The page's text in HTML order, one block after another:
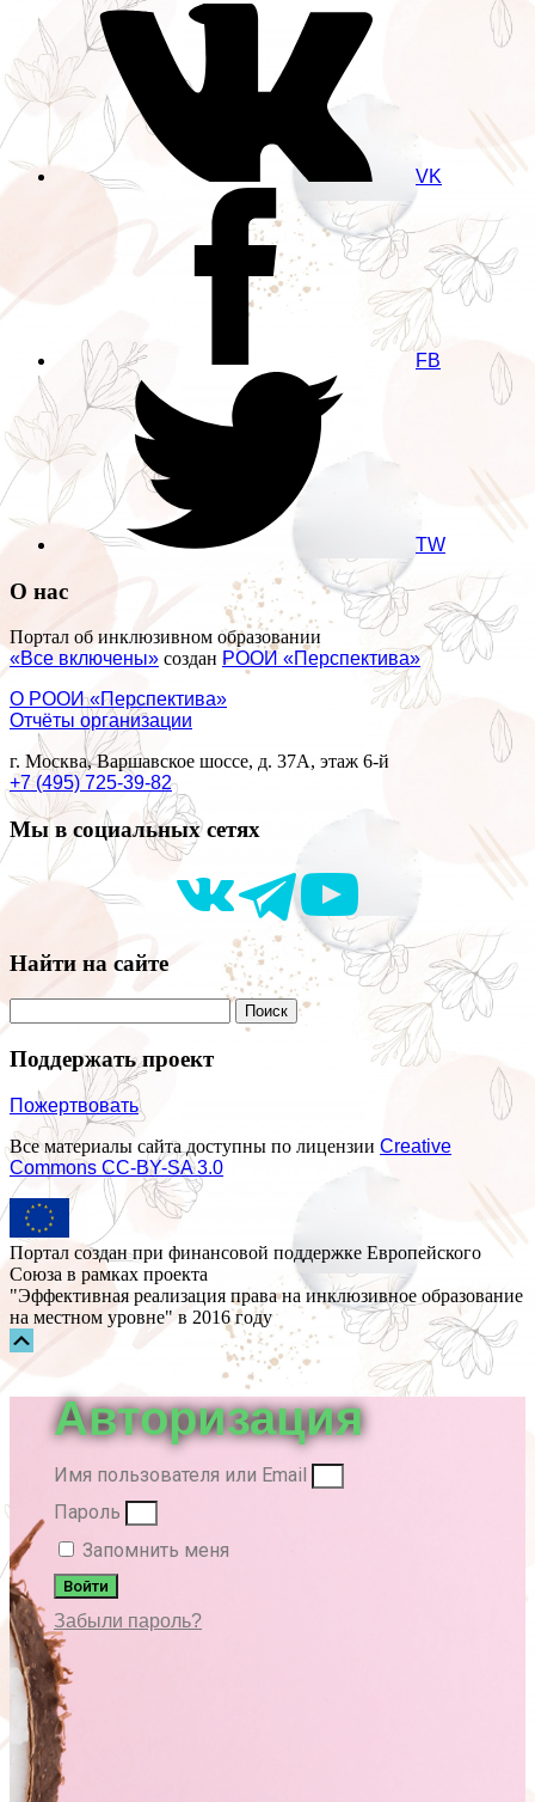
VK
FB
TW
О нас
Портал об инклюзивном образовании
«Все включены» создан РООИ «Перспектива»
О РООИ «Перспектива»
Отчёты организации
г. Москва, Варшавское шоссе, д. 37А, этаж 6-й
+7 (495) 725-39-82
Мы в социальных сетях
Найти на сайте
Поддержать проект
Пожертвовать
Все материалы сайта доступны по лицензии Creative
Commons СС-BY-SA 3.0
Портал создан при финансовой поддержке Европейского
Союза в рамках проекта
"Эффективная реализация права на инклюзивное образование
на местном уровне" в 2016 году
Авторизация
Имя пользователя или Email
Пароль
Запомнить меня
Войти
Забыли пароль?